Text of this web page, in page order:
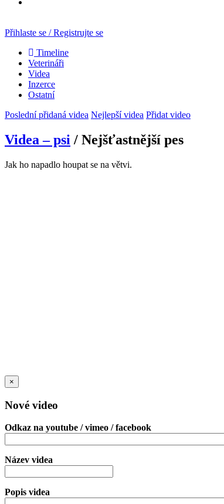
Přihlaste se / Registrujte se
Timeline
Veterináři
Videa
Inzerce
Ostatní
Poslední přidaná videa Nejlepší videa Přidat video
Videa – psi / Nejšťastnější pes
Jak ho napadlo houpat se na větvi.
×
Nové video
Odkaz na youtube / vimeo / facebook
Název videa
Popis videa